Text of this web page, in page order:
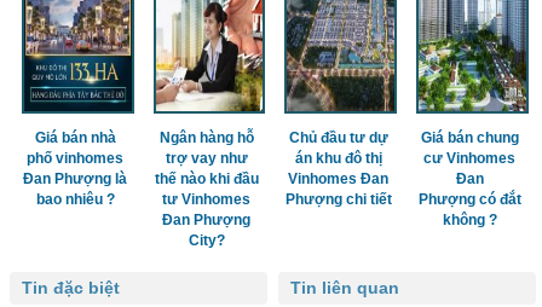
Giá bán nhà
phố vinhomes
Đan Phượng là
bao nhiêu ?
Ngân hàng hỗ
trợ vay như
thế nào khi đầu
tư Vinhomes
Đan Phượng
City?
Chủ đầu tư dự
án khu đô thị
Vinhomes Đan
Phượng chi tiết
Giá bán chung
cư Vinhomes
Đan
Phượng có đắt
không ?
Tin liên quan
Tin đặc biệt